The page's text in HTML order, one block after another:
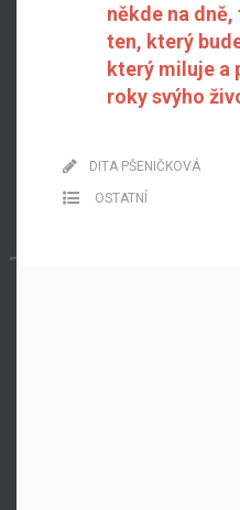
někde na
ten, který
který miluje a
roky svýho
DITA PŠENIČKOVÁ
OSTATNÍ